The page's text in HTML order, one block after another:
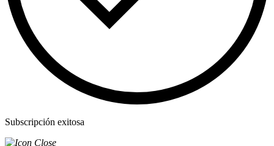
Subscripción exitosa